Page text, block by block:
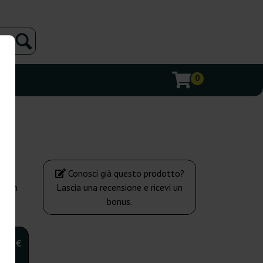
0
€
Conosci già questo prodotto?
Lascia una recensione e ricevi un
bonus.